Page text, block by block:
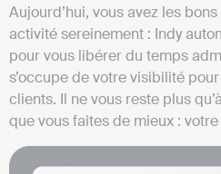
Aujourd’hui, vous avez les
activité sereinement : Indy
pour vous libérer du temps
s’occupe de votre visibilité
clients. Il ne vous reste plus
que vous faites de mieux : votre